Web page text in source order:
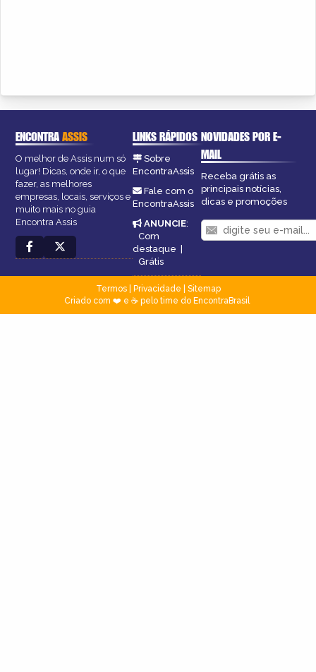
ENCONTRAASSIS
O melhor de Assis num só
lugar! Dicas, onde ir, o que
fazer, as melhores
empresas, locais, serviços e
muito mais no guia
Encontra Assis
LINKS RÁPIDOS
Sobre
EncontraAssis
Fale com o
EncontraAssis
ANUNCIE:
Com
destaque |
Grátis
NOVIDADES POR E-
MAIL
Receba grátis as
principais notícias,
dicas e promoções
Termos| Privacidade
Sitemap
Criado com ❤️ e ☕ pelo time do EncontraBrasil